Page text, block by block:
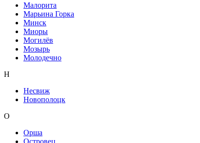
Малорита
Марьина Горка
Минск
Миоры
Могилёв
Мозырь
Молодечно
Н
Несвиж
Новополоцк
О
Орша
Островец